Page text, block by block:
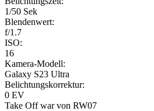
1/50 Sek
Blendenwert:
f/1.7
ISO:
16
Kamera-Modell:
Galaxy S23 Ultra
Belichtungskorrektur:
0 EV
Take Off war von RW07